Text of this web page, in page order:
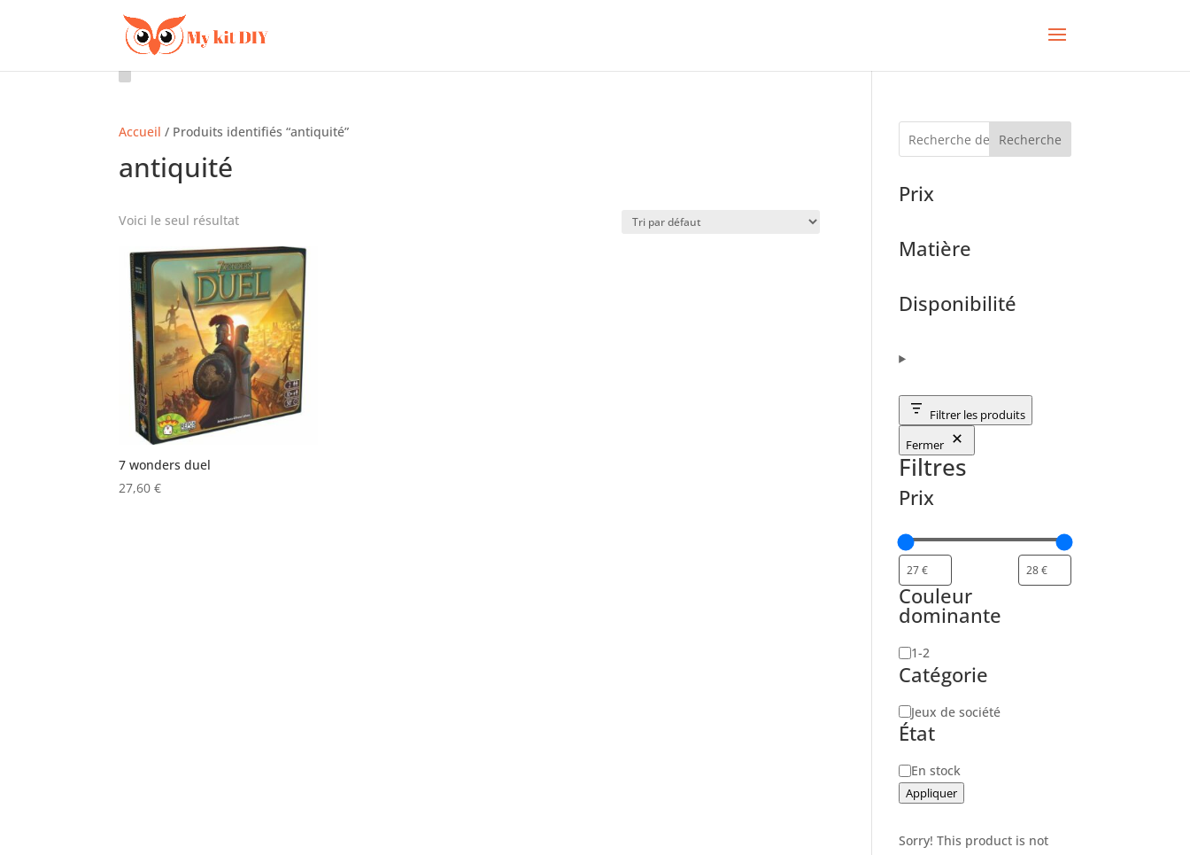
Accueil / Produits identifiés “antiquité”
antiquité
Voici le seul résultat
7 wonders duel
27,60€
Recherche
Prix
Matière
Disponibilité
Filtrer les produits
Fermer
Filtres
Prix
Couleur
dominante
Nombre
de
joueurs
1-2
Catégorie
Catégorie
Jeux de société
État
Disponibilité
En stock
Appliquer
Sorry! This product is not